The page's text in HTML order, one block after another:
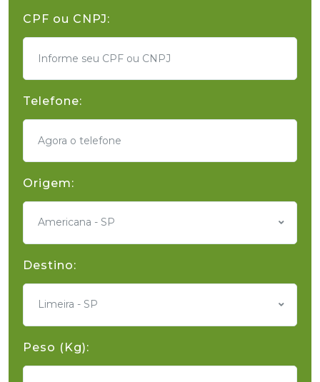
CPF ou CNPJ:
Telefone:
Origem:
Americana - SP
Destino:
Limeira - SP
Peso (Kg):